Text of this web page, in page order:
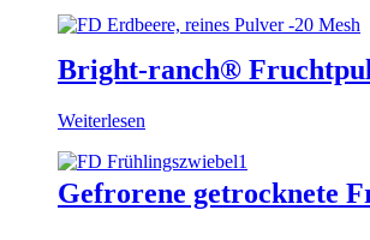
Bright-ranch®
Weiterlesen
Gefrorene getrocknete